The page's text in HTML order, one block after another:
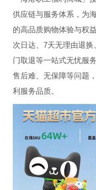
供应链与服务体系，为
的高品质购物体验与权
次日达、7天无理由退
门取退等一站式无忧服
售后难、无保障等问题
利服务品质。